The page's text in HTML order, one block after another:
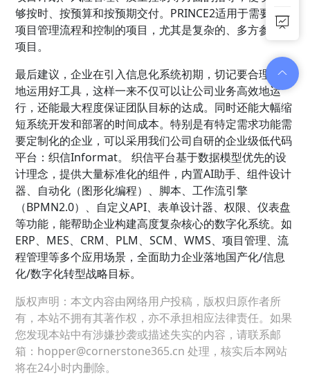
够按时、按预算和按预期交付。PRINCE2适用于需要强调
项目管理流程和控制的项目，尤其是复杂的、多方参与的
项目。
最后建议，企业在引入信息化系统初期，切记要合理有效
地运用好工具，这样一来不仅可以让公司业务高效地运
行，还能最大程度保证团队目标的达成。同时还能大幅缩
短系统开发和部署的时间成本。特别是有特定需求功能需
要定制化的企业，可以采用我们公司自研的企业级低代码
平台：织信Informat。 织信平台基于数据模型优先的设
计理念，提供大量标准化的组件，内置AI助手、组件设计
器、自动化（图形化编程）、脚本、工作流引擎
（BPMN2.0）、自定义API、表单设计器、权限、仪表盘
等功能，能帮助企业构建高度复杂核心的数字化系统。如
ERP、MES、CRM、PLM、SCM、WMS、项目管理、流
程管理等多个应用场景，全面助力企业落地国产化/信息
化/数字化转型战略目标。
版权声明：本文内容由网络用户投稿，版权归原作者所
有，本站不拥有其著作权，亦不承担相应法律责任。如果
您发现本站中有涉嫌抄袭或描述失实的内容，请联系邮
箱：hopper@cornerstone365.cn 处理，核实后本网站
将在24小时内删除。